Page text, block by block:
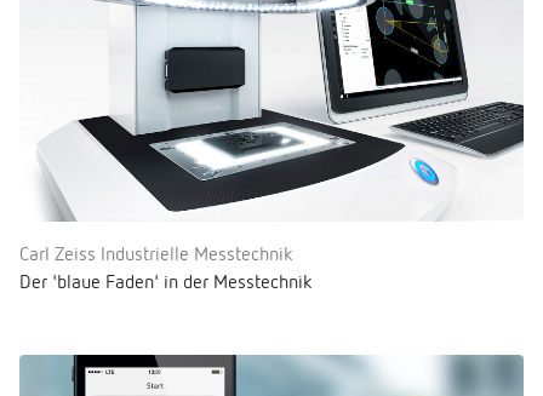
Carl Zeiss Industrielle Messtechnik
Der 'blaue Faden' in der Messtechnik